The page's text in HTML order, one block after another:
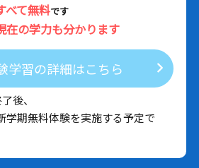
べて無料です
在の学力も分かります
学習の詳細はこちら
後、
学期無料体験を実施する予定で